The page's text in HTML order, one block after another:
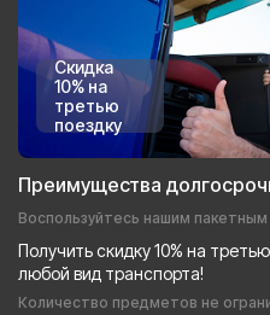
Скидка
10% на
третью
поездку
Преимущества
Воспользуйтесь нашим
Получить скидку 10% на
любой вид транспорта!
Количество предметов не